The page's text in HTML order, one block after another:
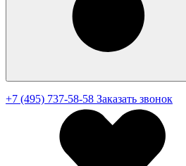
+7 (495) 737-58-58 Заказать звонок